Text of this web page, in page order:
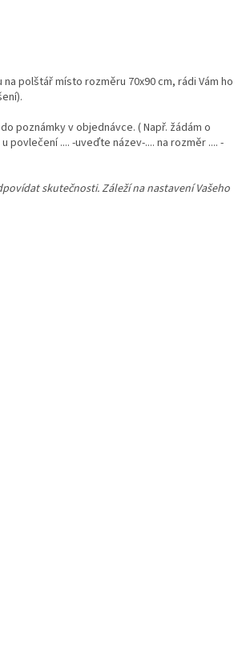
polštář místo rozměru 70x90 cm, rádi Vám ho
poznámky v objednávce. ( Např. žádám o
povlečení .... -uveďte název-.... na rozměr .... -
skutečnosti. Záleží na nastavení Vašeho